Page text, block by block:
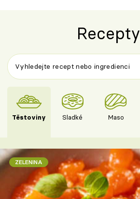
Recepty
Těstoviny Sladké Maso
ZELENINA